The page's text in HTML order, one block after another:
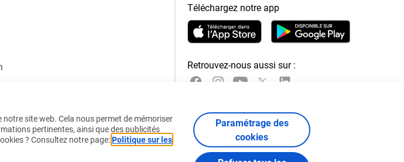
site web. Cela nous permet de mémoriser
pertinentes, ainsi que des publicités
? Consultez notre page:Politique sur les
Paramétrage des
cookies
Téléchargez notre app
Retrouvez-nous aussi sur :